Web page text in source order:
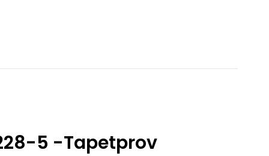
5 -Tapetprov